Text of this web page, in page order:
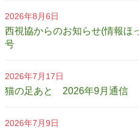
2026年8月6日
西視協からのお知らせ(情報ほ
号
2026年7月17日
猫の足あと 2026年9月通信
2026年7月9日